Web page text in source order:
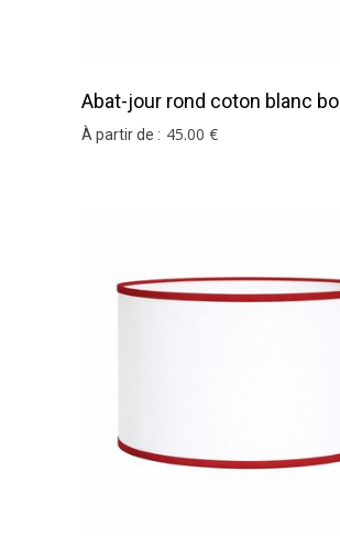
Abat-jour rond coton blanc
noir
À partir de : 45.00 €